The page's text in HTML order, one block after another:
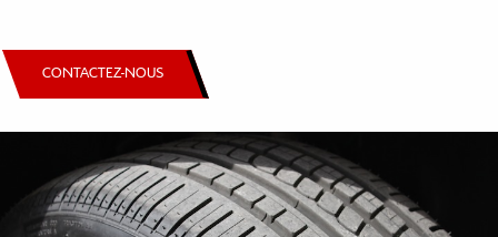
CONTACTEZ-NOUS